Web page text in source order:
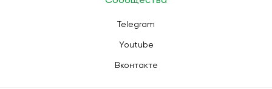
Telegram
Youtube
Вконтакте